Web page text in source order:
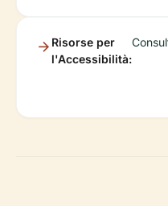
Risorse per
l'Accessibilità: